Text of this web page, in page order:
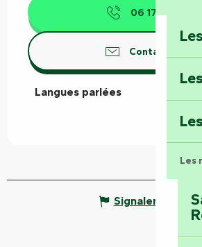
Les
06 17 04 98
Contactez-nous
Langues parlées
Langues parlées
Signaler une